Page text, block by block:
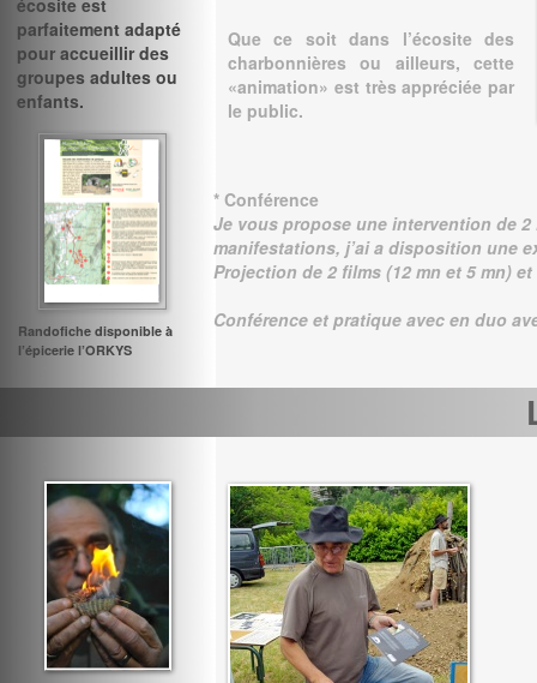
écosite est
parfaitement adapté
pour accueillir des
groupes adultes ou
enfants.
Que ce soit dans l’écosite des
charbonnières ou ailleurs, cette
«animation» est très appréciée par
le public.
Randofiche disponible à
l’épicerie l’ORKYS
* Conférence
Je vous propose une intervention de
manifestations, j’ai a disposition une
Projection de 2 films (12 mn et 5 mn) et
Conférence et pratique avec en duo